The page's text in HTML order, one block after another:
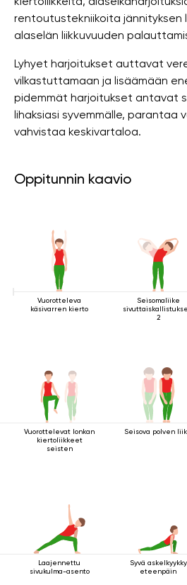
rentoutustekniikoita jännityksen
alaselän liikkuvuuden
Lyhyet harjoitukset auttavat
vilkastuttamaan ja lisäämään
pidemmät harjoitukset antavat
lihaksiasi syvemmälle, parantaa
vahvistaa keskivartaloa.
Oppitunnin kaavio
Vuorotteleva
käsivarren kierto
Seisomaliike
2
Vuorottelevat lonkan
kiertoliikkeet
seisten
Seisova polven
Laajennettu
sivukulma-asento
Syvä askelkyykky
eteenpäin